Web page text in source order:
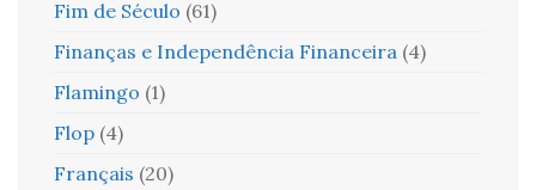
Fim de Século (61)
Finanças e Independência Financeira (4)
Flamingo (1)
Flop (4)
Français (20)